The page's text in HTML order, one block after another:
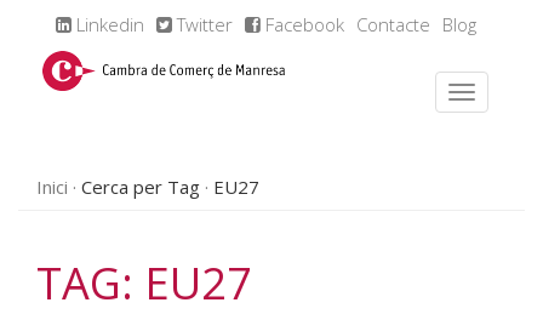
Linkedin Twitter Facebook Contacte Blog
Inici Cerca per Tag EU27
TAG: EU27